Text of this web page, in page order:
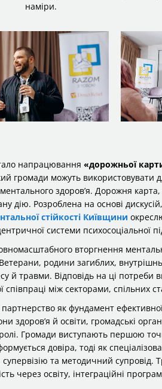
наміри.
напрацювання «дорожньої
громади можуть використовувати
здоров’я. Дорожня
дію. Розроблена на основі
стійкості Київщини
системи психосоціальної
вторгнення
родини загиблих,
й травми. Відповідь на ці потреби
між секторами, спільних
як фундамент
здоров’я й освіти, громадські
ролі. Громади виступають першою
довіра, тоді як
та методичний супровід.
через освіту, інтеграційні